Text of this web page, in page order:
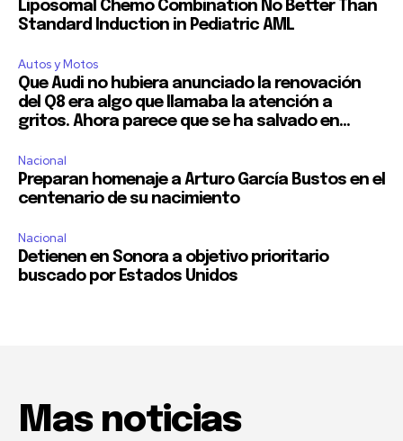
Liposomal Chemo Combination No Better Than
Standard Induction in Pediatric AML
Autos y Motos
Que Audi no hubiera anunciado la renovación
del Q8 era algo que llamaba la atención a
gritos. Ahora parece que se ha salvado en...
Nacional
Preparan homenaje a Arturo García Bustos en el
centenario de su nacimiento
Nacional
Detienen en Sonora a objetivo prioritario
buscado por Estados Unidos
Mas noticias